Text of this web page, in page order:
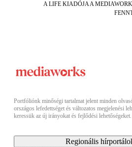
A LIFE KIADÓJA A
Portfóliónk minőségi tartalmat jelent minden
országos lefedettséget és változatos megjelenési
keressük az új irányokat és fejlődési
Regionális